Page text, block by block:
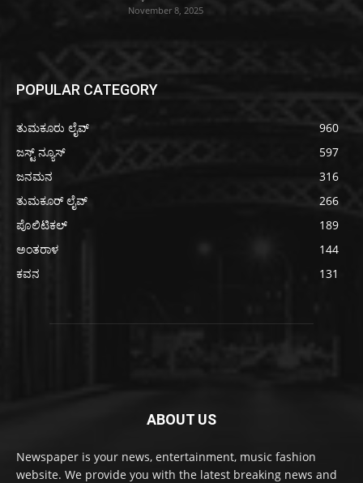
November 8, 2025
POPULAR CATEGORY
ತುಮಕೂರು ಲೈವ್
960
ಜಸ್ಟ್ ನ್ಯೂಸ್
597
ಜನಮನ
316
ತುಮಕೂರ್ ಲೈವ್
266
ಪೊಲಿಟಿಕಲ್
189
ಅಂತರಾಳ
144
ಕವನ
131
ABOUT US
Newspaper is your news, entertainment, music fashion
website. We provide you with the latest breaking news and